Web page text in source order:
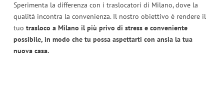
Sperimenta la differenza con i traslocatori di Milano, dove la
qualità incontra la convenienza. Il nostro obiettivo è rendere il
tuo trasloco a Milano il più privo di stress e conveniente
possibile, in modo che tu possa aspettarti con ansia la tua
nuova casa.